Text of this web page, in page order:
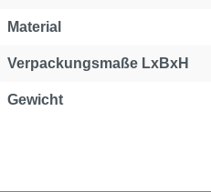
Material
Verpackungsmaße LxBxH
Gewicht